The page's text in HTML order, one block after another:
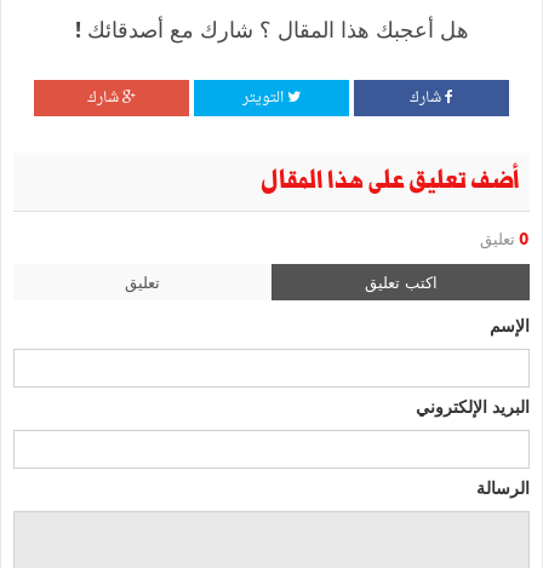
هل أعجبك هذا المقال ؟ شارك مع أصدقائك !
شارك التويتر شارك
أضف تعليق على هذا المقال
0 تعليق
اكتب تعليق تعليق
الإسم
البريد الإلكتروني
الرسالة